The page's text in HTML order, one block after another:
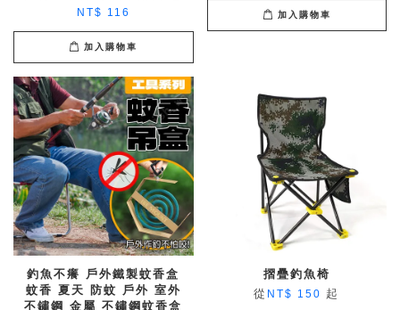
NT$ 116
加入購物車
加入購物車
釣魚不癢 戶外鐵製蚊香盒
蚊香 夏天 防蚊 戶外 室外
不鏽鋼 金屬 不鏽鋼蚊香盒
摺疊釣魚椅
從 NT$ 150 起